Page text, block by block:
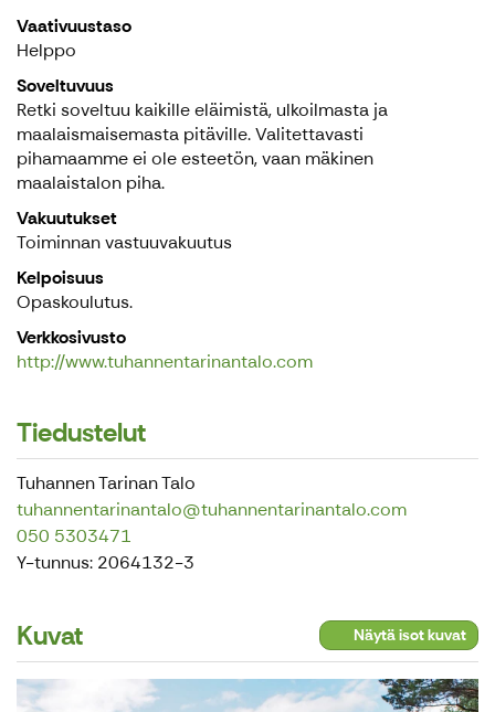
Vaativuustaso
Helppo
Soveltuvuus
Retki soveltuu kaikille eläimistä, ulkoilmasta ja
maalaismaisemasta pitäville. Valitettavasti
pihamaamme ei ole esteetön, vaan mäkinen
maalaistalon piha.
Vakuutukset
Toiminnan vastuuvakuutus
Kelpoisuus
Opaskoulutus.
Verkkosivusto
http://www.tuhannentarinantalo.com
Tiedustelut
Tuhannen Tarinan Talo
tuhannentarinantalo@tuhannentarinantalo.com
050 5303471
Y-tunnus: 2064132-3
Kuvat Näytä isot kuvat